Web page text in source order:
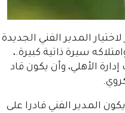
المدير الفني الجديدة
سيرة ذاتية كبيرة.،
الأهلي، وأن يكون قاد
المدير الفني قادرا على